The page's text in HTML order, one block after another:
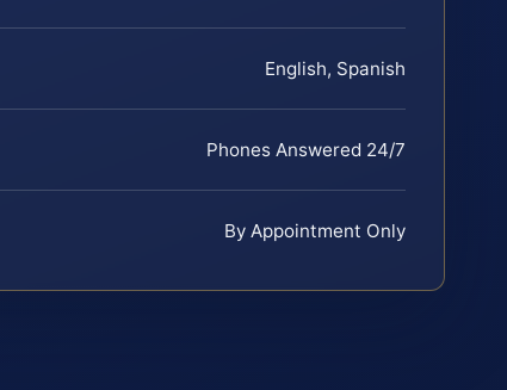
English, Spanish
Phones Answered 24/7
By Appointment Only